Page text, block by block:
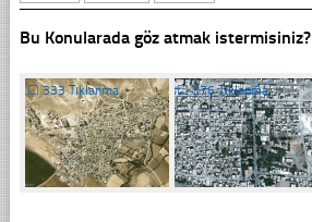
Bu Konularada göz atmak istermisiniz?
☐333 Tıklanma ☐376 Tıklanma